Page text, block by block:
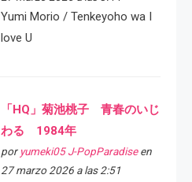
Yumi Morio / Tenkeyoho wa I
love U
「HQ」菊池桃子 青春のいじ
わる 1984年
por yumeki05 J-PopParadiseen
27 marzo 2026 a las 2:51